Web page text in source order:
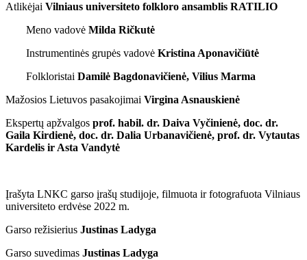
Atlikėjai Vilniaus universiteto folkloro ansamblis RATILIO
Meno vadovė Milda Ričkutė
Instrumentinės grupės vadovė Kristina Aponavičiūtė
Folkloristai Damilė Bagdonavičienė, Vilius Marma
Mažosios Lietuvos pasakojimai Virgina Asnauskienė
Ekspertų apžvalgos prof. habil. dr. Daiva Vyčinienė, doc. dr.
Gaila Kirdienė, doc. dr. Dalia Urbanavičienė, prof. dr. Vytautas
Kardelis ir Asta Vandytė
Įrašyta LNKC garso įrašų studijoje, filmuota ir fotografuota Vilniaus
universiteto erdvėse 2022 m.
Garso režisierius Justinas Ladyga
Garso suvedimas Justinas Ladyga